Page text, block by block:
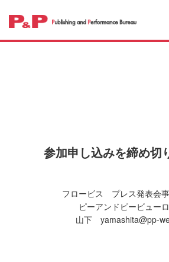
参加申し込みを締め切
フロービス プレス発表会
ピーアンドピービュー
山下 yamashita@pp-